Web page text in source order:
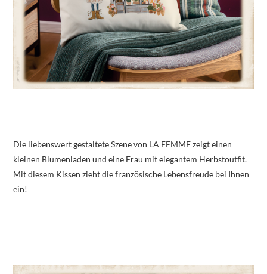
Die liebenswert gestaltete Szene von LA FEMME zeigt einen
kleinen Blumenladen und eine Frau mit elegantem Herbstoutfit.
Mit diesem Kissen zieht die französische Lebensfreude bei Ihnen
ein!